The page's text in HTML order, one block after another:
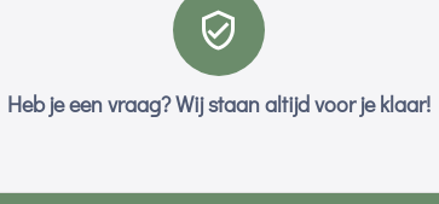
Heb je een vraag? Wij staan altijd voor je klaar!